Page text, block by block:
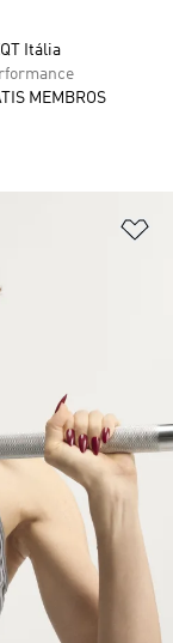
Itália
MEMBROS